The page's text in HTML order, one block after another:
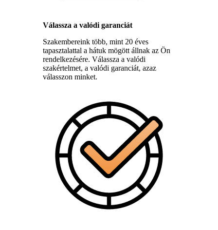
Válassza a valódi garanciát
Szakembereink több, mint 20 éves
tapasztalattal a hátuk mögött állnak az Ön
rendelkezésére. Válassza a valódi
szakértelmet, a valódi garanciát, azaz
válasszon minket.